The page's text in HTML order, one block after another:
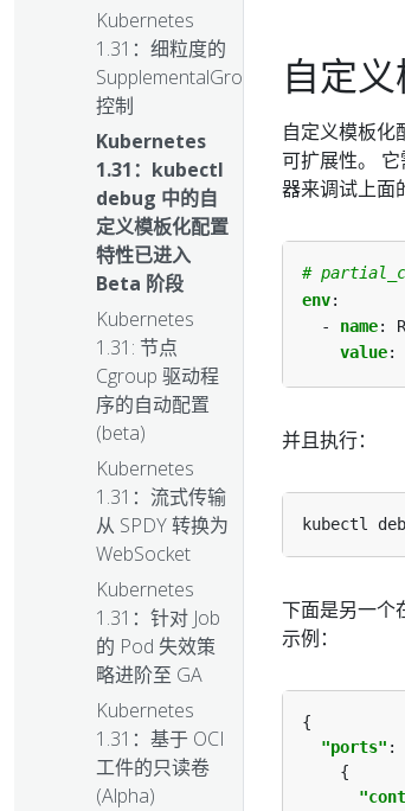
Kubernetes
1.31：细粒度的
SupplementalGroups
控制
Kubernetes
1.31：kubectl
debug 中的自
定义模板化配置
特性已进入
Beta 阶段
Kubernetes
1.31: 节点
Cgroup 驱动程
序的自动配置
(beta)
Kubernetes
1.31：流式传输
从 SPDY 转换为
WebSocket
Kubernetes
1.31：针对 Job
的 Pod 失效策
略进阶至 GA
Kubernetes
1.31：基于 OCI
工件的只读卷
(Alpha)
自定
自定义模板化
可扩展性。
器来调试上面
#
env:
- name:
value:
并且执行：
kubectl
下面是另一个
示例：
"ports"